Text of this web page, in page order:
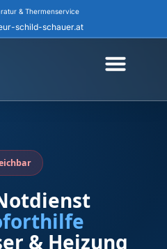
& Thermenservice
& Abflussverstopfung
– 01 8040576
schild-schauer.at
& Heizung